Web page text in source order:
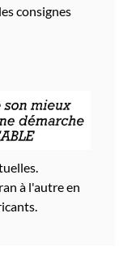
consignes
à l'autre en